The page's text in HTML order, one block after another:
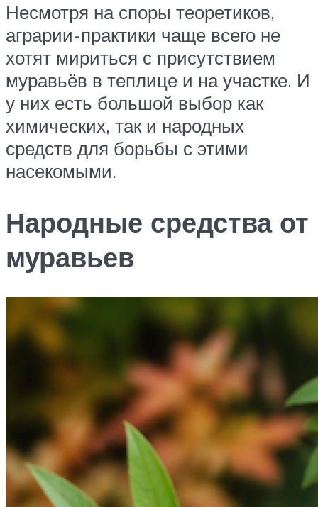
Несмотря на споры теоретиков,
аграрии-практики чаще всего не
хотят мириться с присутствием
муравьёв в теплице и на участке. И
у них есть большой выбор как
химических, так и народных
средств для борьбы с этими
насекомыми.
Народные средства от
муравьев